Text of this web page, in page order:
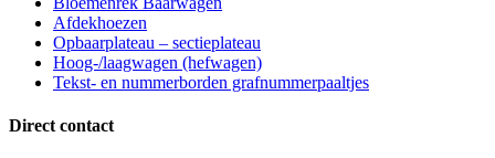
Afdekhoezen
Opbaarplateau – sectieplateau
Hoog-/laagwagen (hefwagen)
Tekst- en nummerborden grafnummerpaaltjes
Direct contact